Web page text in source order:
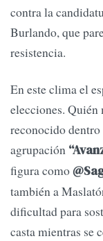
contra la
Burlando, que
resistencia.
En este clima el
elecciones.
reconocido dentro
agrupación
figura como
también a
dificultad para
casta mientras se